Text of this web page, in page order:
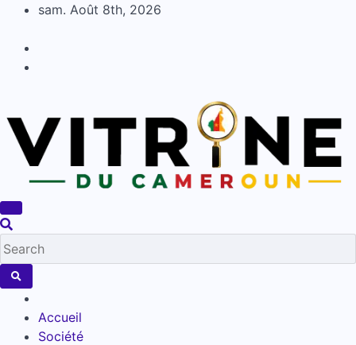
Skip
content
sam. Août 8th, 2026
Accueil
Société